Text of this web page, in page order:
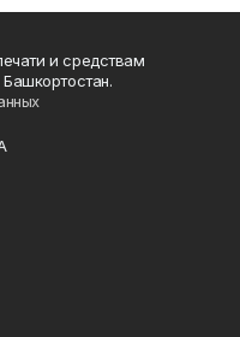
и средствам